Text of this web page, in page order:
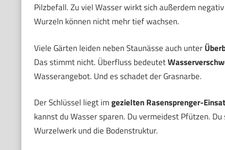
Pilzbefall. Zu viel Wasser wirkt sich außerdem
Wurzeln können nicht mehr tief wachsen.
Viele Gärten leiden neben Staunässe auch unter
Das stimmt nicht. Überfluss bedeutet
Wasserangebot. Und es schadet der Grasnarbe.
Der Schlüssel liegt imgezielten Rasensprenger-
kannst du Wasser sparen. Du vermeidest Pfützen.
Wurzelwerk und die Bodenstruktur.